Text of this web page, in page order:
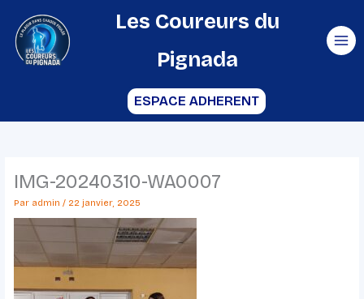
contenu
Les Coureurs du
Pignada
ESPACE ADHERENT
IMG-20240310-WA0007
Par admin / 22 janvier, 2025